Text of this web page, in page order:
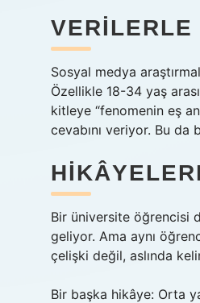
VERILERLE
Sosyal medya
Özellikle 18-34 yaş
kitleye “fenomenin eş
cevabını veriyor. Bu
Bir üniversite öğrencisi
geliyor. Ama aynı
çelişki değil, aslında
Bir başka hikâye: Orta